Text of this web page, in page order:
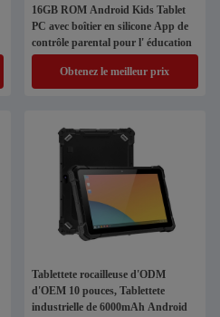
16GB ROM Android Kids Tablet
PC avec boîtier en silicone App de
contrôle parental pour l' éducation
Obtenez le meilleur prix
Tablettete rocailleuse d'ODM
d'OEM 10 pouces, Tablettete
industrielle de 6000mAh Android